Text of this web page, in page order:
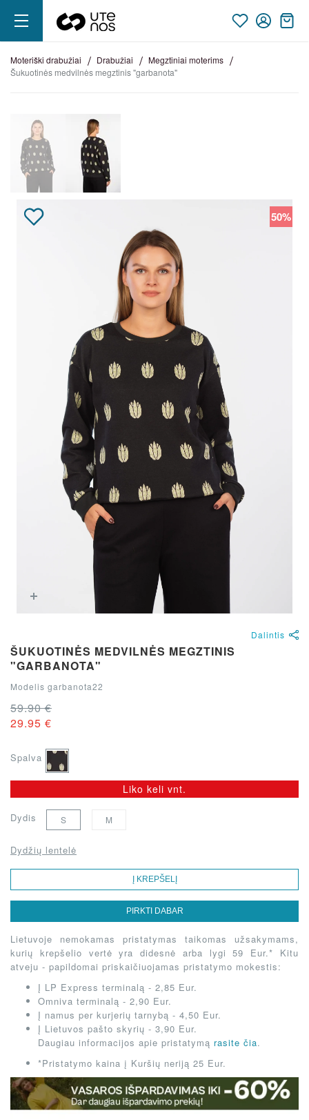
moteriški drabužiai drabužiai
megztiniai moterims
šukuotinės medvilnės megztinis "garbanota"
50%
Dalintis
ŠUKUOTINĖS MEDVILNĖS MEGZTINIS
"GARBANOTA"
Modelis garbanota22
59.90 €
29.95 €
Spalva
Liko keli vnt.
Dydis S M
Dydžių lentelė
Į KREPŠELĮ
PIRKTI DABAR
Lietuvoje nemokamas pristatymas taikomas užsakymams,
kurių krepšelio vertė yra didesnė arba lygi 59 Eur.* Kitu
atveju - papildomai priskaičiuojamas pristatymo mokestis:
Į LP Express terminalą - 2,85 Eur.
Omniva terminalą - 2,90 Eur.
Į namus per kurjerių tarnybą - 4,50 Eur.
Į Lietuvos pašto skyrių - 3,90 Eur.
Daugiau informacijos apie pristatymą rasite čia.
*Pristatymo kaina į Kuršių neriją 25 Eur.